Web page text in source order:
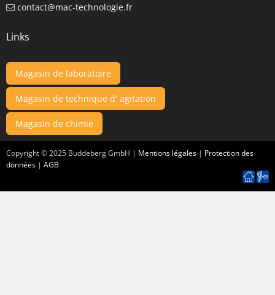
contact@mac-technologie.fr
Links
Magasin de laboratoire
Magasin de technique d' agitation
Magasin de chimie
Copyright ©2025 Buddeberg GmbH | Mentions légales | Protection des
données | AGB